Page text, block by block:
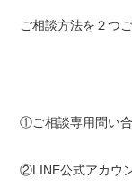
ご相談方法を２つ
①ご相談専用問い
②LINE公式アカウ